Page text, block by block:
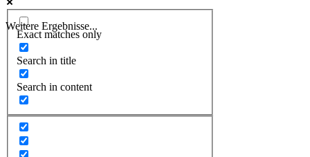
Weitere Ergebnisse...
Exact matches only
Search in title
Search in content